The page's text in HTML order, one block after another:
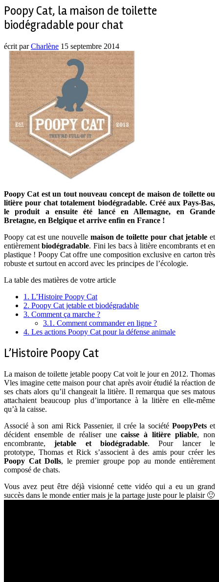
Poopy Cat, la maison de toilette
biodégradable pour chat
écrit parCharlène 15 septembre 2014
Poopy Cat est un tout nouveau concept de maison de toilette ou
litière pour chat totalement biodégradable. Créé aux Pays-Bas,
le produit a ensuite été lancé en Allemagne, en Grande
Bretagne, en Belgique et arrive enfin en France !
Poopy cat est une nouvelle maison de toilette pour chat jetable et
entièrementbiodégradable. Fini les bacs à litière encombrants et en
plastique ! Poopy Cat offre une composition exclusive en carton très
robuste et surtout en accord avec les principes de l’écologie.
La table des matières de votre article
1. L’Histoire Poopy Cat
2. Poopy Cat jetable et biodégradable
3. Comment ça marche ?
3.1. Comment commander en ligne ?
4. Les actions Poopy Cat pour la défense animale
L’Histoire Poopy Cat
La maison de toilette jetable poopy Cat voit le jour en 2012. Thomas
Vles imagine cette maison pour chat après avoir étudié la réaction de
ses chats alors qu’il changeait la litière. Il remarqua que ses matous
attachaient beaucoup plus d’importance à la litière en elle-même
qu’à la caisse.
Associé à son ami Rick Passenier, il crée la société PoopyPetset
décident ensemble de réaliser unecaisse à litière pliable, non
encombrante,jetable et biodégradable. Pour lancer le
prototype, Thomas et Rick s’associent à des amis pour créer les
Poopy Cat Dolls, le premier groupe pop au monde entièrement
composé de chats.
Vous avez peut être déjà visionné cette vidéo qui a eu un grand
succès dans le monde entier mais je la partage juste pour le plaisir 🙂